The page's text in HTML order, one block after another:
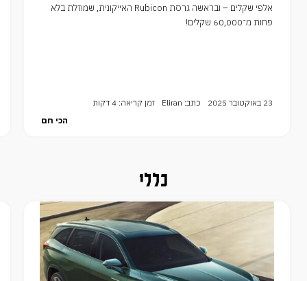
אלפי שקלים – ובראשה גרסת Rubicon האייקונית, שמוזלת בלא
פחות מ־60,000 שקלים!
23 באוקטובר 2025 כתב: Eliran
זמן קריאה: 4 דקות
הכי חם
כללי